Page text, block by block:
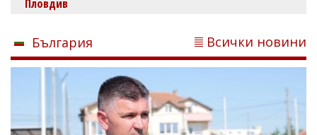
Пловдив
България Всички новини